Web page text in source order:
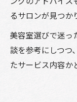
るサロンが見つか
美容室選びで迷っ
談を参考にしつつ
たサービス内容か